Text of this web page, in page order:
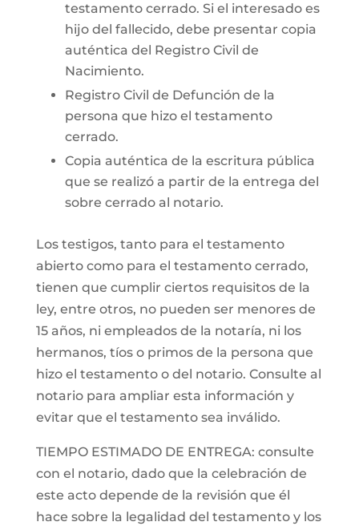
testamento cerrado. Si el interesado es
hijo del fallecido, debe presentar copia
auténtica del Registro Civil de
Nacimiento.
Registro Civil de Defunción de la
persona que hizo el testamento
cerrado.
Copia auténtica de la escritura pública
que se realizó a partir de la entrega del
sobre cerrado al notario.
Los testigos, tanto para el testamento
abierto como para el testamento cerrado,
tienen que cumplir ciertos requisitos de la
ley, entre otros, no pueden ser menores de
15 años, ni empleados de la notaría, ni los
hermanos, tíos o primos de la persona que
hizo el testamento o del notario. Consulte al
notario para ampliar esta información y
evitar que el testamento sea inválido.
TIEMPO ESTIMADO DE ENTREGA: consulte
con el notario, dado que la celebración de
este acto depende de la revisión que él
hace sobre la legalidad del testamento y los